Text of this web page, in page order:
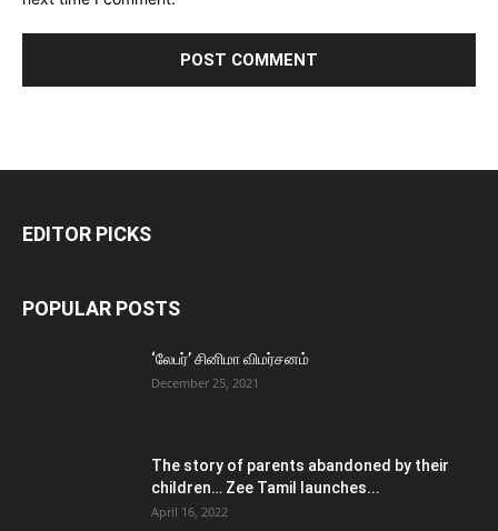
EDITOR PICKS
POPULAR POSTS
‘லேபர்’ சினிமா விமர்சனம்
December 25, 2021
The story of parents abandoned by their
children… Zee Tamil launches...
April 16, 2022